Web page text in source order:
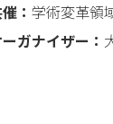
： 学術変革領
ガナイザー：